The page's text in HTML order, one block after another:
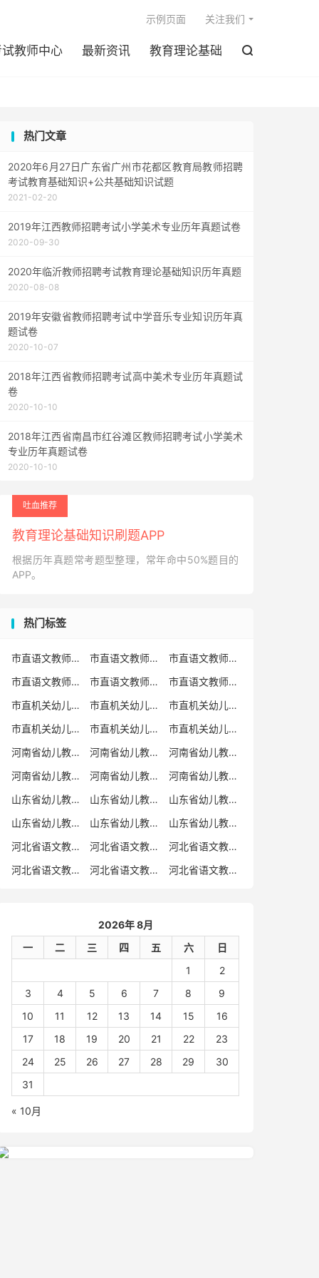
教师中心 最新资讯 教育理论基础 
示例页面 关注我们
热门文章
2020年6月27日广东省广州市花都区教育局教师招聘
考试教育基础知识+公共基础知识试题
2021-02-20
2019年江西教师招聘考试小学美术专业历年真题试卷
2020-09-30
2020年临沂教师招聘考试教育理论基础知识历年真题
2020-08-08
2019年安徽省教师招聘考试中学音乐专业知识历年真
题试卷
2020-10-07
2018年江西省教师招聘考试高中美术专业历年真题试
卷
2020-10-10
2018年江西省南昌市红谷滩区教师招聘考试小学美术
专业历年真题试卷
2020-10-10
吐血推荐
教育理论基础知识刷题APP
根据历年真题常考题型整理，常年命中50%题目的
APP。
热门标签
市直语文教师招聘 市直语文教师招聘考试真题
市直语文教师招聘考试真题卷
市直语文教师编制考试真题
市直语文教师编制考试真题卷
市直语文教师考试
市直机关幼儿教师招聘
市直机关幼儿教师考试
市直机关幼儿教师招聘考试真题
市直机关幼儿教师招聘考试真题卷
市直机关幼儿教师编制考试真题卷
市直机关幼儿教师编制考试真题
河南省幼儿教师招聘
河南省幼儿教师考试
河南省幼儿教师招聘考试真题
河南省幼儿教师招聘考试真题卷
河南省幼儿教师编制考试真题
河南省幼儿教师编制考试真题卷
山东省幼儿教师招聘
山东省幼儿教师考试
山东省幼儿教师招聘考试真题
山东省幼儿教师招聘考试真题卷
山东省幼儿教师编制考试真题
山东省幼儿教师编制考试真题卷
河北省语文教师招聘
河北省语文教师招聘考试真题
河北省语文教师招聘考试真题卷
河北省语文教师编制考试真题
河北省语文教师编制考试真题卷 河北省语文教师考试
2026年 8月
一
二 三 四 五 六
日
1
2
3
4 5 6 7 8
9
10
11 12 13 14 15
16
17
18 19 20 21 22
23
24
25 26 27 28 29
30
31
« 10月